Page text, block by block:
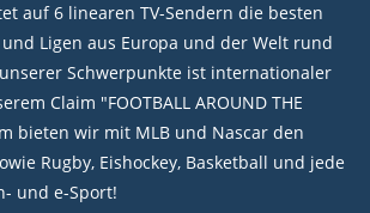
auf 6 linearen TV-Sendern die besten
und Ligen aus Europa und der Welt rund
Schwerpunkte ist internationaler
Claim "FOOTBALL AROUND THE
bieten wir mit MLB und Nascar den
Rugby, Eishockey, Basketball und jede
und e-Sport!